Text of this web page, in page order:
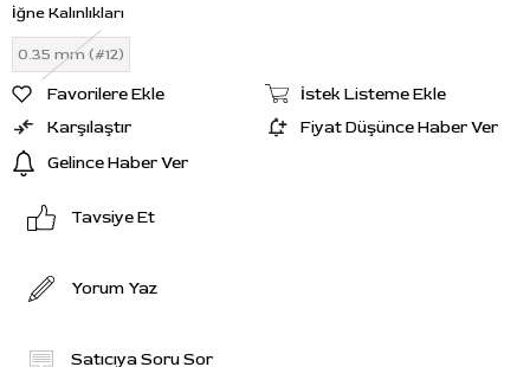
İğne Kalınlıkları
0.35 mm (#12)
Favorilere Ekle
İstek Listeme Ekle
Karşılaştır
Fiyat Düşünce Haber Ver
Gelince Haber Ver
Tavsiye Et
Yorum Yaz
Satıcıya Soru Sor